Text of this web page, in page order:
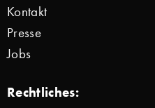
Kontakt
Presse
Jobs
Rechtliches: